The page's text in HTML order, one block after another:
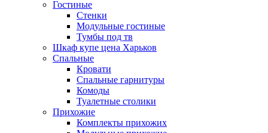
Гостиные
Стенки
Модульные гостиные
Тумбы под тв
Шкаф купе цена Харьков
Спальные
Кровати
Спальные гарнитуры
Комоды
Туалетные столики
Прихожие
Комплекты прихожих